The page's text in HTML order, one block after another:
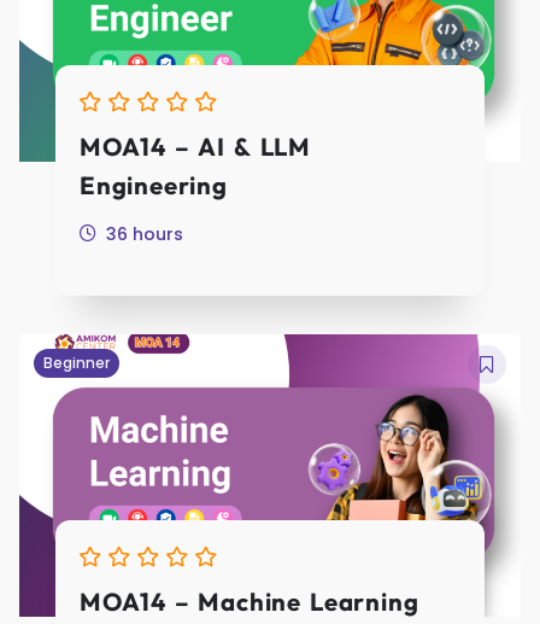
MOA14 – AI & LLM
Engineering
36 hours
Beginner
MOA14 – Machine Learning